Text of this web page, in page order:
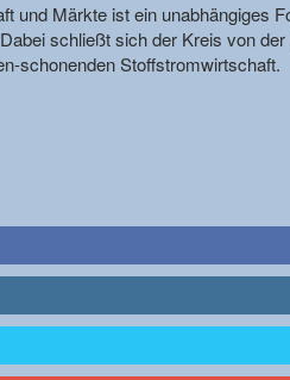
Märkte ist ein
schließt sich der Kreis von
schonenden Stoffstromwirtschaft.